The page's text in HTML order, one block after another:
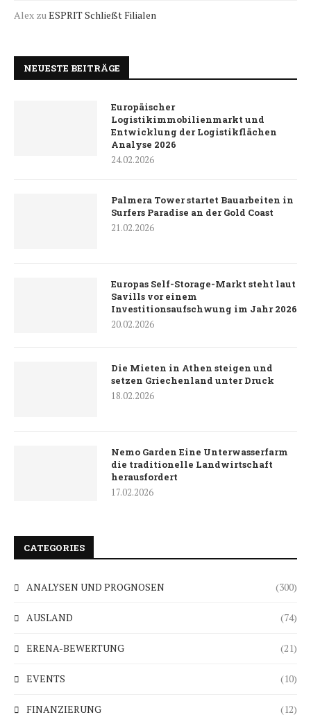
Alex zuESPRIT Schließt Filialen
NEUESTE BEITRÄGE
Europäischer
Logistikimmobilienmarkt und
Entwicklung der Logistikflächen
Analyse 2026
24.02.2026
Palmera Tower startet Bauarbeiten in
Surfers Paradise an der Gold Coast
21.02.2026
Europas Self-Storage-Markt steht laut
Savills vor einem
Investitionsaufschwung im Jahr 2026
20.02.2026
Die Mieten in Athen steigen und
setzen Griechenland unter Druck
18.02.2026
Nemo Garden Eine Unterwasserfarm
die traditionelle Landwirtschaft
herausfordert
17.02.2026
CATEGORIES
ANALYSEN UND PROGNOSEN (300)
AUSLAND (74)
ERENA-BEWERTUNG (21)
EVENTS (10)
FINANZIERUNG (12)